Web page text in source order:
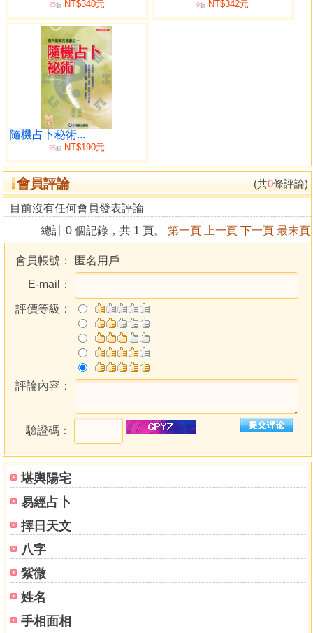
堪輿陽宅
易經占卜
擇日天文
八字
紫微
姓名
手相面相
三、老丁斷易 260
第十二章 一卦多斷 277
一卦斷幾家 279
梅花處處有太極 283
第十三章 梅花易數與中醫 303
易測病症之處 303
牙疼不是病 308
中醫小方（一）小柴胡湯 311
中醫小方（二）人參白虎湯 318
梅花中醫治療咳嗽記實 323
梅花易數治療癌症可行性研究 327
周易梅花易象之疾病與健康 353
第十四章 梅花易數與自然環境 380
周易預測地震的可行性研究 380
結束語 400
85折 NT$340元 9折 NT$342元
隨機占卜秘術...
95折 NT$190元
會員評論 (共0條評論)
目前沒有任何會員發表評論
總計 0 個記錄，共 1 頁。 第一頁 上一頁 下一頁 最末頁
會員帳號：
匿名用戶
E-mail：
評價等級：
評論內容：
驗證碼：